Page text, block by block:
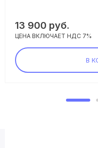
13 900 руб.
ЦЕНА ВКЛЮЧАЕТ НДС 7%
В